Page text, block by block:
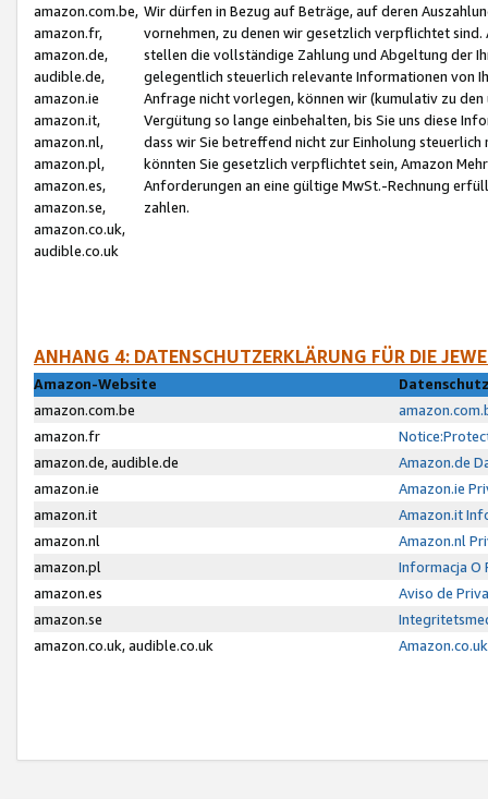
amazon.com.be,
amazon.fr,
amazon.de,
audible.de,
amazon.ie
amazon.it,
amazon.nl,
amazon.pl,
amazon.es,
amazon.se,
amazon.co.uk,
audible.co.uk
Wir dürfen in Bezug auf Beträge, auf deren
vornehmen, zu denen wir gesetzlich verpflichtet
stellen die vollständige Zahlung und Abgeltung der
gelegentlich steuerlich relevante Informationen von
Anfrage nicht vorlegen, können wir (kumulativ zu
Vergütung so lange einbehalten, bis Sie uns diese
dass wir Sie betreffend nicht zur Einholung
könnten Sie gesetzlich verpflichtet sein, Amazon
Anforderungen an eine gültige MwSt.-Rechnung
zahlen.
ANHANG 4: DATENSCHUTZERKLÄRUNG FÜR DIE
Amazon-Website
amazon.com.be
amazon.fr
amazon.de, audible.de
Amazon.de
amazon.ie
Amazon.ie
amazon.it
Amazon.it
amazon.nl
Amazon.nl
amazon.pl
Informacja O
amazon.es
Aviso de
amazon.se
amazon.co.uk, audible.co.uk